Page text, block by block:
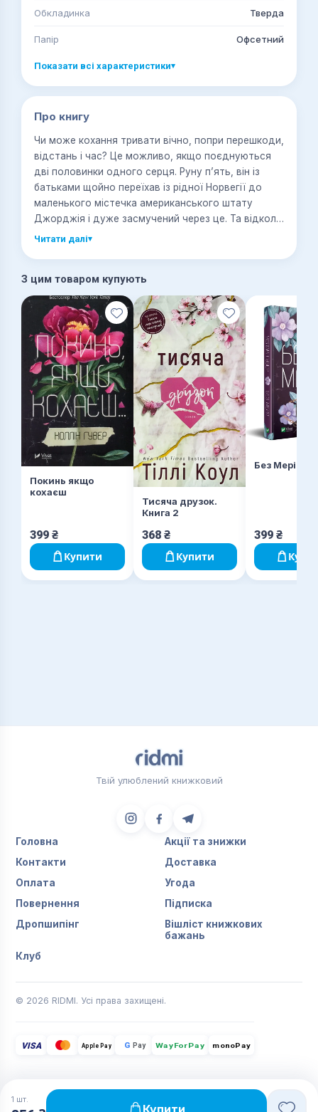
Обкладинка Тверда
Папір Офсетний
Показати всі характеристики▾
Про книгу
Чи може кохання тривати вічно, попри перешкоди,
відстань і час? Це можливо, якщо поєднуються
дві половинки одного серця. Руну п’ять, він із
батьками щойно переїхав із рідної Норвегії до
маленького містечка американського штату
Джорджія і дуже засмучений через це. Та відколи
він знайомиться з дивакуватою сусідкою Поппі,
виконуючи заповіт улюбленої бабусі, має на меті
зібрати тисячу поцілунків, але не звичайних, а
особливих, таких, коли серце мало не
вистрибуватиме з грудей. Саме такі поцілунки
обіцяє їй подарувати Рун. Історія кохання, яка
розіб’є вам серце.
Читати далі▾
З цим товаром купують
Покинь якщо
кохаєш
399 ₴
Купити
Тисяча друзок.
Книга 2
368 ₴
Купити
Без Меріт
399 ₴
1 шт.
Купити
Твій улюблений книжковий
Головна
Акції та знижки
Контакти
Доставка
Оплата
Угода
Повернення
Підписка
Дропшипінг
Вішліст книжкових
бажань
Клуб
© 2026 RIDMI. Усі права захищені.
VISA Apple Pay G Pay WayForPay monoPay